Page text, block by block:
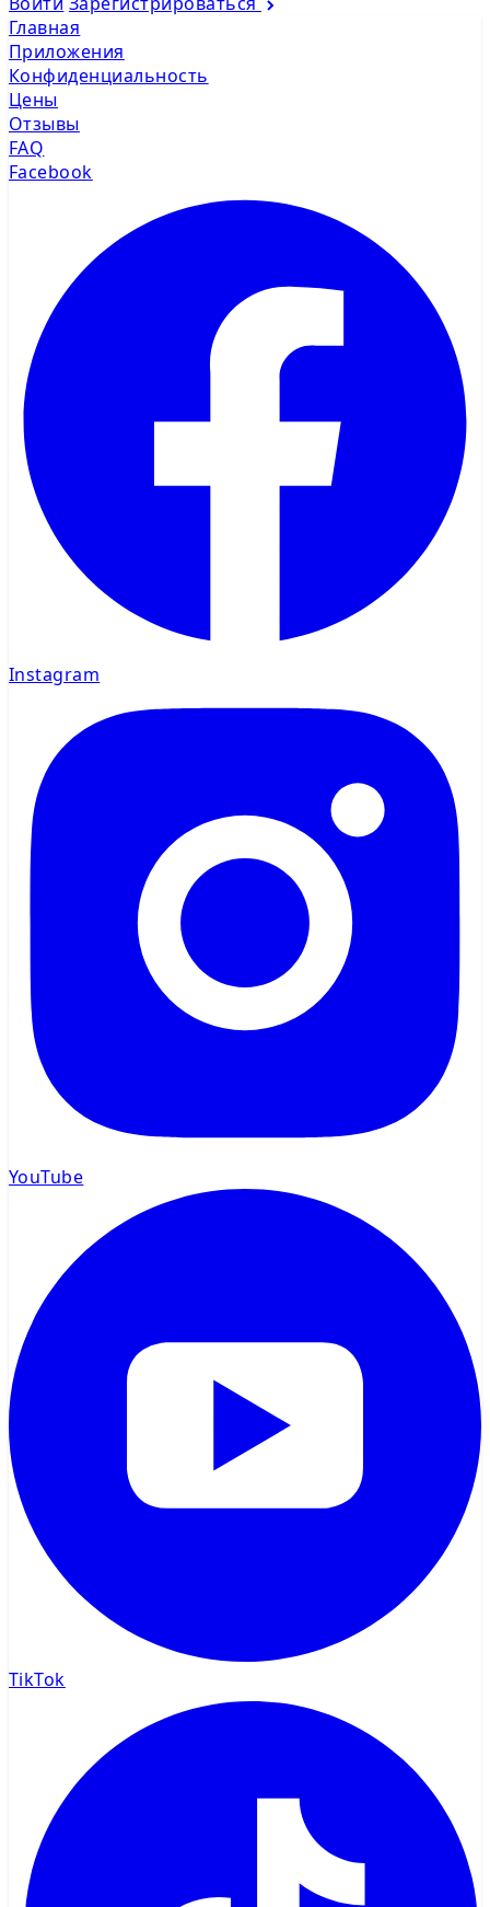
Главная
Приложения
Конфиденциальность
Цены
Отзывы
FAQ
Facebook
Instagram
YouTube
TikTok